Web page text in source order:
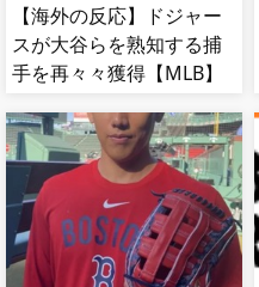
【海外の反応】ドジャー
スが大谷らを熟知する捕
手を再々々獲得【MLB】